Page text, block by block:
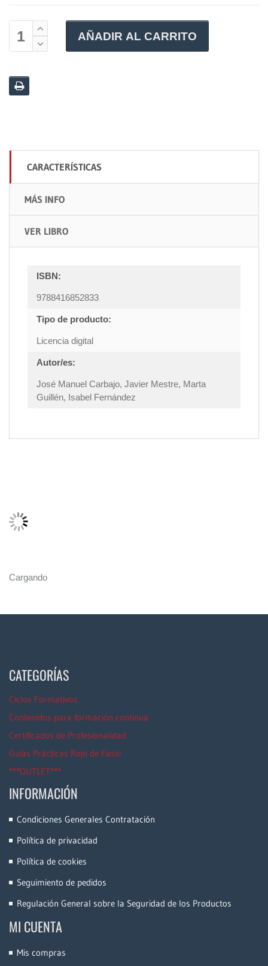
AÑADIR AL CARRITO
CARACTERÍSTICAS
MÁS INFO
VER LIBRO
ISBN:
9788416852833
Tipo de producto:
Licencia digital
Autor/es:
José Manuel Carbajo, Javier Mestre, Marta
Guillén, Isabel Fernández
Cargando
CATEGORÍAS
Ciclos Formativos
Contenidos para formación continua
Certificados de Profesionalidad
Guías Prácticas Rojo de Fassi
***OUTLET***
INFORMACIÓN
Condiciones Generales Contratación
Política de privacidad
Política de cookies
Seguimiento de pedidos
Regulación General sobre la Seguridad de los Productos
MI CUENTA
Mis compras